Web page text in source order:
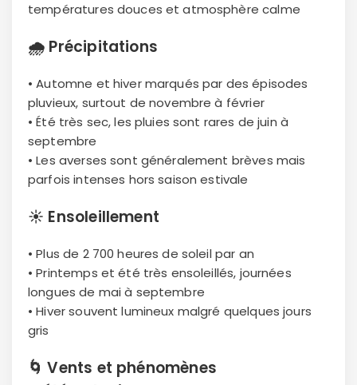
températures douces et atmosphère calme
🌧 Précipitations
• Automne et hiver marqués par des épisodes
pluvieux, surtout de novembre à février
• Été très sec, les pluies sont rares de juin à
septembre
• Les averses sont généralement brèves mais
parfois intenses hors saison estivale
☀️ Ensoleillement
• Plus de 2 700 heures de soleil par an
• Printemps et été très ensoleillés, journées
longues de mai à septembre
• Hiver souvent lumineux malgré quelques jours
gris
🌀Vents et phénomènes